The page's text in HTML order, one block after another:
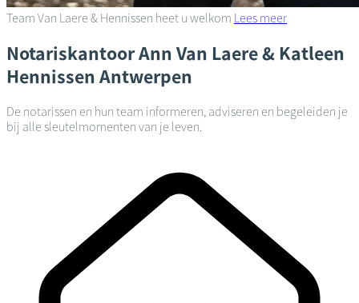
Team Van Laere & Hennissen heet u welkom Lees meer
NotariskantoorAnn Van Laere & Katleen
Hennissen Antwerpen
De notarissen en hun team informeren, adviseren en begeleiden je
bij alle sleutelmomenten van je leven.